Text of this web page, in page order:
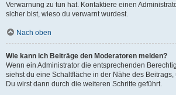
Verwarnung zu tun hat. Kontaktiere einen
sicher bist, wieso du verwarnt wurdest.
Nach oben
Wie kann ich Beiträge den Moderatoren melden?
Wenn ein Administrator die entsprechenden
siehst du eine Schaltfläche in der Nähe des
Du wirst dann durch die weiteren Schritte geführt.